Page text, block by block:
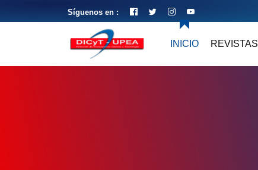
Síguenos en :
INICIO REVISTAS